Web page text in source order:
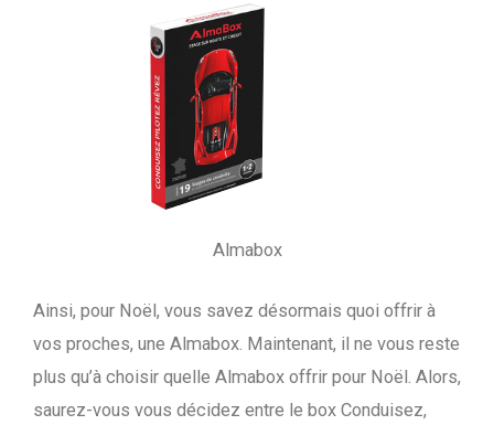
Almabox
Ainsi, pour Noël, vous savez désormais quoi offrir à
vos proches, une Almabox. Maintenant, il ne vous reste
plus qu’à choisir quelle Almabox offrir pour Noël. Alors,
saurez-vous vous décidez entre le box Conduisez,